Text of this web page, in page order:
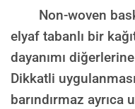
Non-woven
elyaf tabanlı bir
dayanımı
Dikkatli
barındırmaz ayrıca